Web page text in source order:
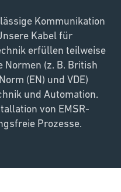
Kommunikation
Kabel für
erfüllen teilweise
(z. B. British
(EN) und VDE)
und Automation.
von EMSR-
Prozesse.